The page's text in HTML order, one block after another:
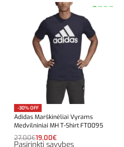
-30% OFF
Adidas Marškinėliai Vyrams
Medvilniniai MH T-Shirt FT0095
27,00€19,00€
Pasirinkti savybes